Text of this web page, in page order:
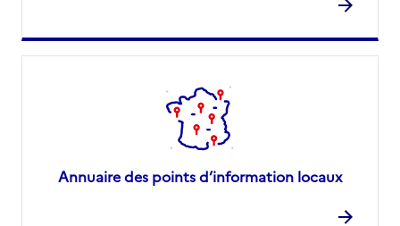
Annuaire des points d’information locaux